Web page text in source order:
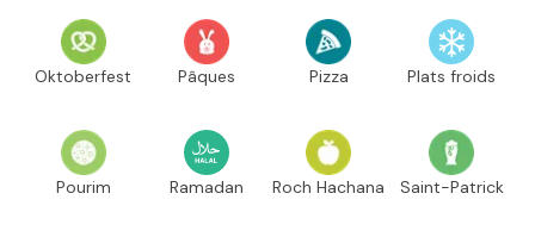
Oktoberfest Pâques Pizza Plats froids
Pourim Ramadan Roch Hachana Saint-Patrick